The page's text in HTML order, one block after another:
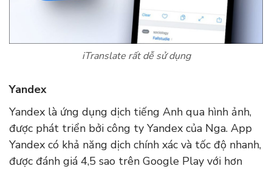
iTranslate rất dễ sử dụng
Yandex
Yandex là ứng dụng dịch tiếng Anh qua hình ảnh,
được phát triển bởi công ty Yandex của Nga. App
Yandex có khả năng dịch chính xác và tốc độ nhanh,
được đánh giá 4,5 sao trên Google Play với hơn